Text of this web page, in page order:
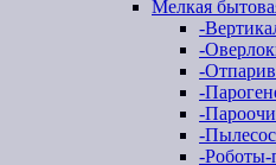
Мелкая
-
-
-
-
-
-
-Роботы-